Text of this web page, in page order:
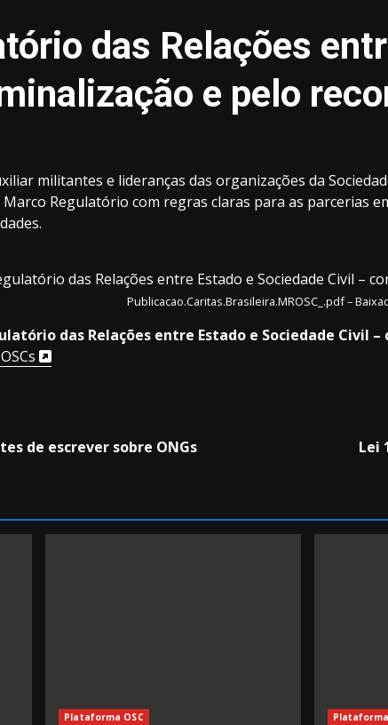
das Relações
e pelo
militantes e lideranças das organizações da
Regulatório com regras claras para as parcerias
das Relações entre Estado e Sociedade Civil –
Publicacao.Caritas.Brasileira.MROSC_.pdf –
das Relações entre Estado e Sociedade Civil
de escrever sobre ONGs
Lei
Plataforma OSC Plataforma